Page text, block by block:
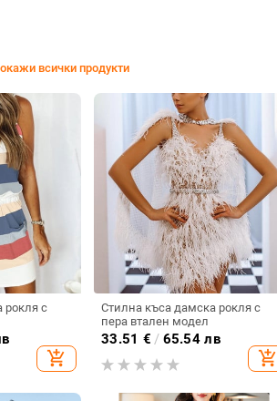
всички продукти
рокля с
add_shopping_cart
Стилна къса дамска рокля с
пера втален модел
33.51 € / 65.54 лв
add_shopping_cart